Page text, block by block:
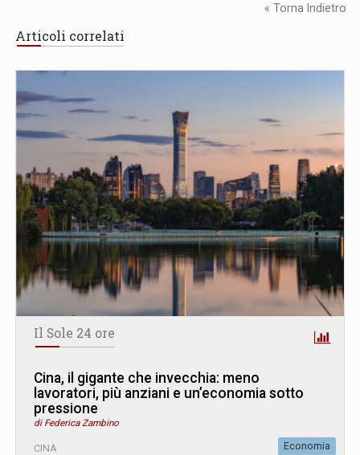
« Torna Indietro
Articoli correlati
Il Sole 24 ore
Cina, il gigante che invecchia: meno
lavoratori, più anziani e un’economia sotto
pressione
di Federica Zambino
CINA Economia